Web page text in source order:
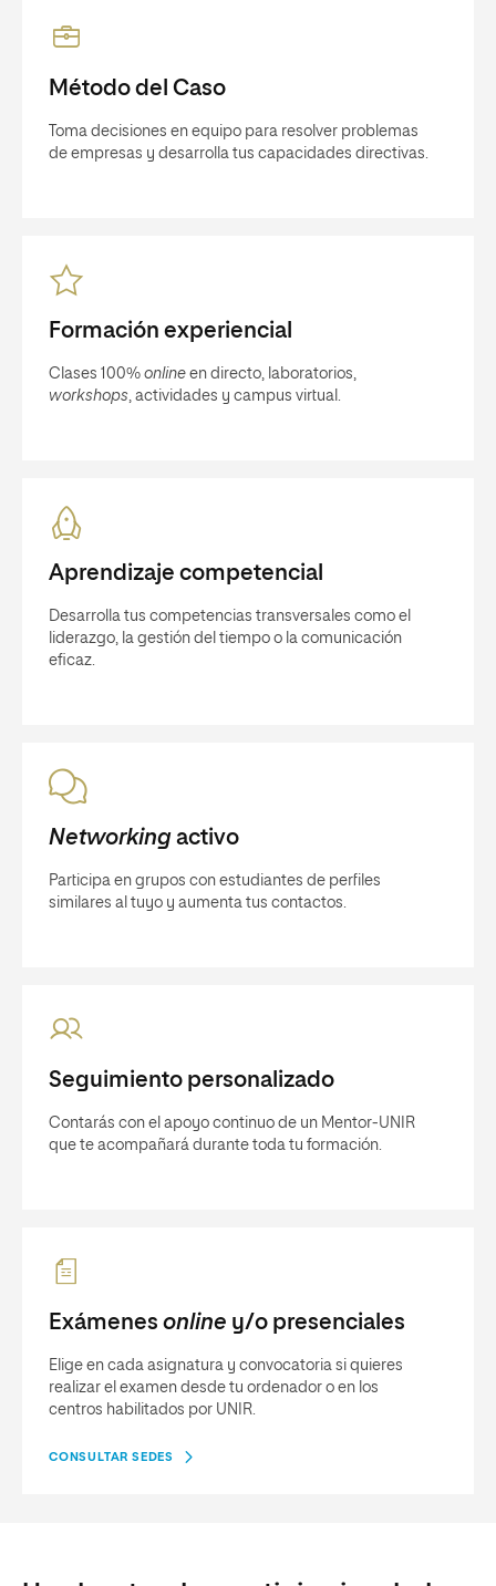
Método del Caso
Toma decisiones en equipo para resolver problemas
de empresas y desarrolla tus capacidades directivas.
Formación experiencial
Clases 100% online en directo, laboratorios,
workshops, actividades y campus virtual.
Aprendizaje competencial
Desarrolla tus competencias transversales como el
liderazgo, la gestión del tiempo o la comunicación
eficaz.
Networkingactivo
Participa en grupos con estudiantes de perfiles
similares al tuyo y aumenta tus contactos.
Seguimiento personalizado
Contarás con el apoyo continuo de un Mentor-UNIR
que te acompañará durante toda tu formación.
Exámenes online y/o presenciales
Elige en cada asignatura y convocatoria si quieres
realizar el examen desde tu ordenador o en los
centros habilitados por UNIR.
CONSULTAR SEDES